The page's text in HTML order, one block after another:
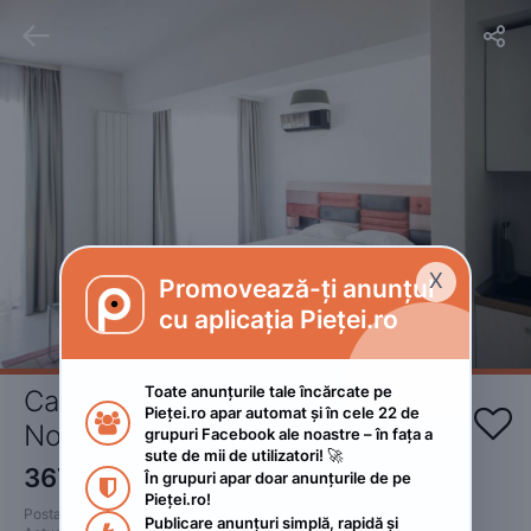
 
Cazare la mare studio Mamaia
Nord

367 RON
Postat
2023. iulie 8.
X
Promovează-ți anunțul
cu aplicația Pieței.ro

Toate anunțurile tale încărcate pe
Pieței.ro apar automat și în cele 22 de
grupuri Facebook ale noastre – în fața a
sute de mii de utilizatori! 🚀

În grupuri apar doar anunțurile de pe
Pieței.ro!
Publicare anunțuri simplă, rapidă și